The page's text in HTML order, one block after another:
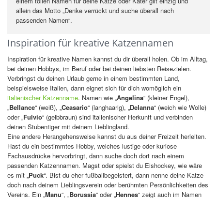
allein das Motto „Denke verrückt und suche überall nach
passenden Namen“.
Inspiration für kreative Katzennamen
Inspiration für kreative Namen kannst du dir überall holen. Ob im Alltag,
bei deinen Hobbys, im Beruf oder bei deinen liebsten Reisezielen.
Verbringst du deinen Urlaub gerne in einem bestimmten Land,
beispielsweise Italien, dann eignet sich für dich womöglich ein
italienischer Katzenname. Namen wie „Angelina“ (kleiner Engel),
„Bellance“ (weiß), „Ceasario“ (langhaarig), „Delanna“ (weich wie Wolle)
oder „Fulvio“ (gelbbraun) sind italienischer Herkunft und verbinden
deinen Stubentiger mit deinem Lieblingland.
Eine andere Herangehensweise kannst du aus deiner Freizeit herleiten.
Hast du ein bestimmtes Hobby, welches lustige oder kuriose
Fachausdrücke hervorbringt, dann suche doch dort nach einem
passenden Katzennamen. Magst oder spielst du Eishockey, wie wäre
es mit „Puck“. Bist du eher fußballbegeistert, dann nenne deine Katze
doch nach deinem Lieblingsverein oder berühmten Persönlichkeiten des
Vereins. Ein „Manu“, „Borussia“ oder „Hennes“ zeigt auch im Namen